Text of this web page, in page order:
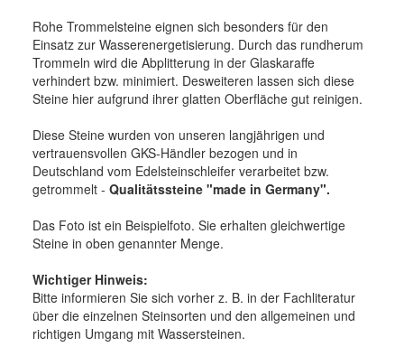
Rohe Trommelsteine eignen sich besonders für den
Einsatz zur Wasserenergetisierung. Durch das rundherum
Trommeln wird die Abplitterung in der Glaskaraffe
verhindert bzw. minimiert. Desweiteren lassen sich diese
Steine hier aufgrund ihrer glatten Oberfläche gut reinigen.
Diese Steine wurden von unseren langjährigen und
vertrauensvollen GKS-Händler bezogen und in
Deutschland vom Edelsteinschleifer verarbeitet bzw.
getrommelt - Qualitätssteine "made in Germany".
Das Foto ist ein Beispielfoto. Sie erhalten gleichwertige
Steine in oben genannter Menge.
Wichtiger Hinweis:
Bitte informieren Sie sich vorher z. B. in der Fachliteratur
über die einzelnen Steinsorten und den allgemeinen und
richtigen Umgang mit Wassersteinen.